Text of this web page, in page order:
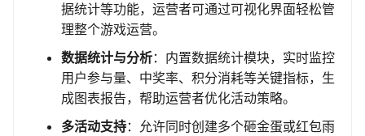
据统计等功能，运营者可通过可视化界面轻松管
理整个游戏运营。
数据统计与分析：内置数据统计模块，实时监控
用户参与量、中奖率、积分消耗等关键指标，生
成图表报告，帮助运营者优化活动策略。
多活动支持：允许同时创建多个砸金蛋或红包雨